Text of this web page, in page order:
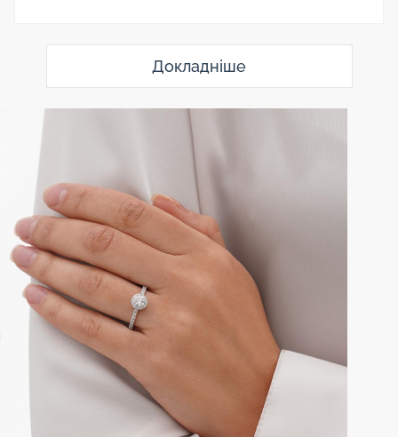
Докладніше